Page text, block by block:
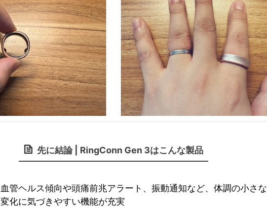
先に結論 | RingConn Gen 3はこんな製品
血管ヘルス傾向や頭痛前兆アラート、振動通知など、体調の小さな
変化に気づきやすい機能が充実